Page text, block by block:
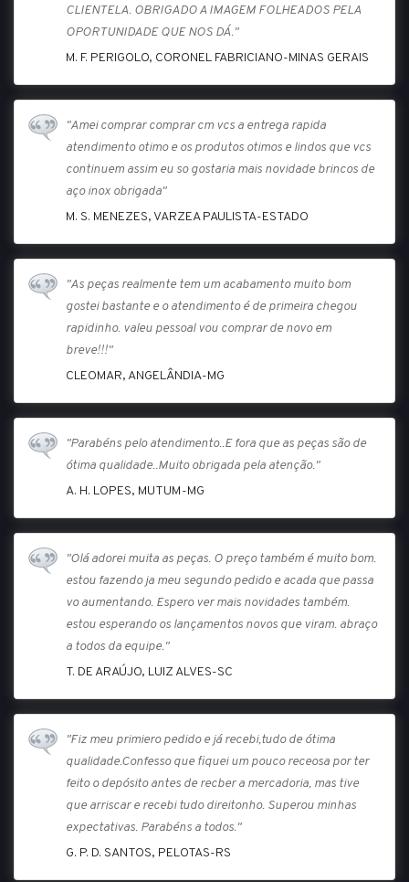
CLIENTELA. OBRIGADO A IMAGEM FOLHEADOS PELA
OPORTUNIDADE QUE NOS DÁ."
M. F. PERIGOLO, CORONEL FABRICIANO-MINAS GERAIS
"Amei comprar comprar cm vcs a entrega rapida
atendimento otimo e os produtos otimos e lindos que vcs
continuem assim eu so gostaria mais novidade brincos de
aço inox obrigada"
M. S. MENEZES, VARZEA PAULISTA-ESTADO
"As peças realmente tem um acabamento muito bom
gostei bastante e o atendimento é de primeira chegou
rapidinho. valeu pessoal vou comprar de novo em
breve!!!"
CLEOMAR, ANGELÂNDIA-MG
"Parabéns pelo atendimento..E fora que as peças são de
ótima qualidade..Muito obrigada pela atenção."
A. H. LOPES, MUTUM-MG
"Olá adorei muita as peças. O preço também é muito bom.
estou fazendo ja meu segundo pedido e acada que passa
vo aumentando. Espero ver mais novidades também.
estou esperando os lançamentos novos que viram. abraço
a todos da equipe."
T. DE ARAÚJO, LUIZ ALVES-SC
"Fiz meu primiero pedido e já recebi,tudo de ótima
qualidade.Confesso que fiquei um pouco receosa por ter
feito o depósito antes de recber a mercadoria, mas tive
que arriscar e recebi tudo direitonho. Superou minhas
expectativas. Parabéns a todos."
G. P. D. SANTOS, PELOTAS-RS